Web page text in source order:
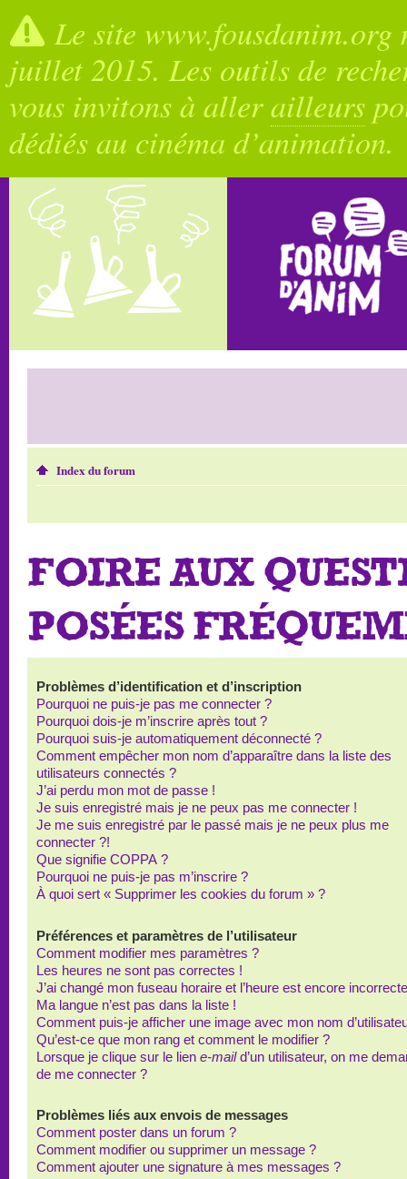
Le site
juillet 2015. Les outils de
vous invitons à allerailleurs
dédiés au cinéma d’animation.
Index du forum
FOIRE AUX
POSÉES
Problèmes d’identification et d’inscription
Pourquoi ne puis-je pas me connecter ?
Pourquoi dois-je m’inscrire après tout ?
Pourquoi suis-je automatiquement déconnecté ?
Comment empêcher mon nom d’apparaître dans la liste des
utilisateurs connectés ?
J’ai perdu mon mot de passe !
Je suis enregistré mais je ne peux pas me connecter !
Je me suis enregistré par le passé mais je ne peux plus me
connecter ?!
Que signifie COPPA ?
Pourquoi ne puis-je pas m’inscrire ?
À quoi sert « Supprimer les cookies du forum » ?
Préférences et paramètres de l’utilisateur
Comment modifier mes paramètres ?
Les heures ne sont pas correctes !
J’ai changé mon fuseau horaire et l’heure est encore
Ma langue n’est pas dans la liste !
Comment puis-je afficher une image avec mon nom
Qu’est-ce que mon rang et comment le modifier ?
Lorsque je clique sur le lien e-maild’un utilisateur, on me
de me connecter ?
Problèmes liés aux envois de messages
Comment poster dans un forum ?
Comment modifier ou supprimer un message ?
Comment ajouter une signature à mes messages ?